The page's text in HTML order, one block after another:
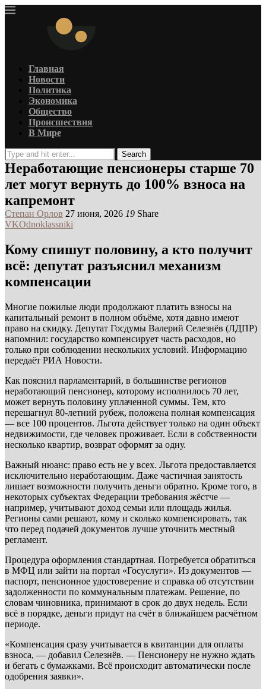
Главная
Новости
Политика
Экономика
Общество
Происшествия
В Мире
Search
Неработающие пенсионеры старше 70
лет могут вернуть до 100% взноса на
капремонт
Степан Орлов 27 июня, 2026 19 Share
VKOdnoklassniki
Кому спишут половину, а кто получит
всё: депутат разъяснил механизм
компенсации
Многие пожилые люди продолжают платить взносы на
капитальный ремонт в полном объёме, хотя давно имеют
право на скидку. Депутат Госдумы Валерий Селезнёв (ЛДПР)
напомнил: государство компенсирует часть расходов, но
только при соблюдении нескольких условий. Информацию
передаёт РИА Новости.
Как пояснил парламентарий, в большинстве регионов
неработающий пенсионер, которому исполнилось 70 лет,
может вернуть половину уплаченной суммы. Тем, кто
перешагнул 80-летний рубеж, положена полная компенсация
— все 100 процентов. Льгота действует только на один объект
недвижимости, где человек проживает. Если в собственности
несколько квартир, возврат оформят за одну.
Важный нюанс: право есть не у всех. Льгота предоставляется
исключительно неработающим. Даже частичная занятость
лишает возможности получить деньги обратно. Кроме того, в
некоторых субъектах Федерации требования жёстче —
например, учитывают доход семьи или площадь жилья.
Регионы сами решают, кому и сколько компенсировать, так
что перед подачей документов лучше уточнить местный
регламент.
Процедура оформления стандартная. Потребуется обратиться
в МФЦ или зайти на портал «Госуслуги». Из документов —
паспорт, пенсионное удостоверение и справка об отсутствии
задолженности по коммунальным платежам. Решение, по
словам чиновника, принимают в срок до двух недель. Если
всё в порядке, деньги придут на счёт в ближайшем расчётном
периоде.
«Компенсация сразу учитывается в квитанции для оплаты
взноса, — добавил Селезнёв. — Пенсионеру не нужно ждать
и бегать с бумажками. Всё происходит автоматически после
одобрения заявки».